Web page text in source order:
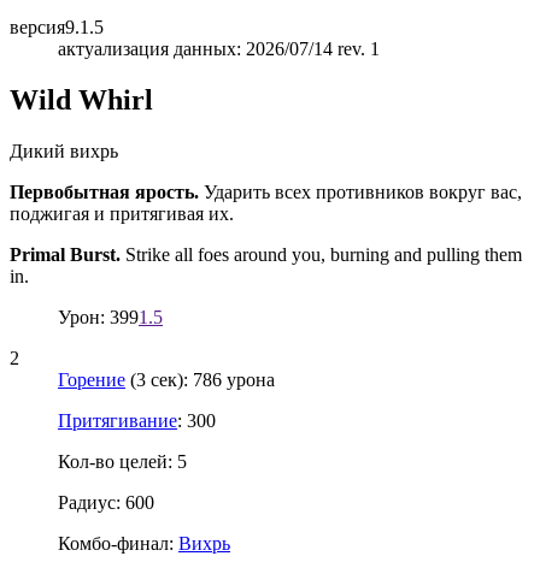
версия9.1.5
актуализация данных: 2026/07/14 rev. 1
Wild Whirl
Дикий вихрь
Первобытная ярость. Ударить всех противников вокруг вас,
поджигая и притягивая их.
Primal Burst. Strike all foes around you, burning and pulling them
in.
Урон: 3991.5
2
Горение (3 сек): 786 урона
Притягивание: 300
Кол-во целей: 5
Радиус: 600
Комбо-финал: Вихрь